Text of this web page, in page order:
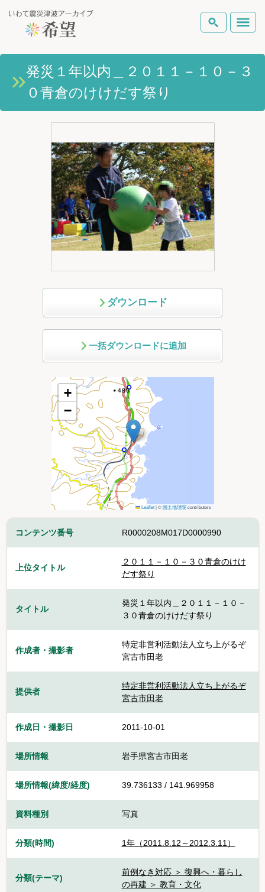
いわて震災津波アーカイブとは
岩手県の被害状況
ピックアップコンテンツ
Foreign Laguage
検索
発災１年以内＿２０１１－１０－３
０青倉のけけだす祭り
ダウンロード
一括ダウンロードに追加
+
−
Leaflet |©国土地理院contributors
コンテンツ番号 R0000208M017D0000990
上位タイトル
２０１１－１０－３０青倉のけけ
だす祭り
タイトル
発災１年以内＿２０１１－１０－
３０青倉のけけだす祭り
作成者・撮影者
特定非営利活動法人立ち上がるぞ
宮古市田老
提供者
特定非営利活動法人立ち上がるぞ
宮古市田老
作成日・撮影日 2011-10-01
場所情報 岩手県宮古市田老
場所情報(緯度/経度) 39.736133 / 141.969958
資料種別 写真
分類(時間) 1年（2011.8.12～2012.3.11）
分類(テーマ)
前例なき対応 ＞ 復興へ・暮らし
の再建 ＞ 教育・文化